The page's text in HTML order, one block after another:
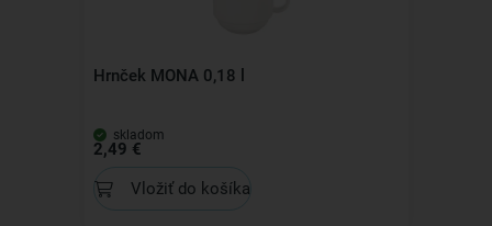
Hrnček MONA 0,18 l
skladom
2,49 €
Vložiť do košíka